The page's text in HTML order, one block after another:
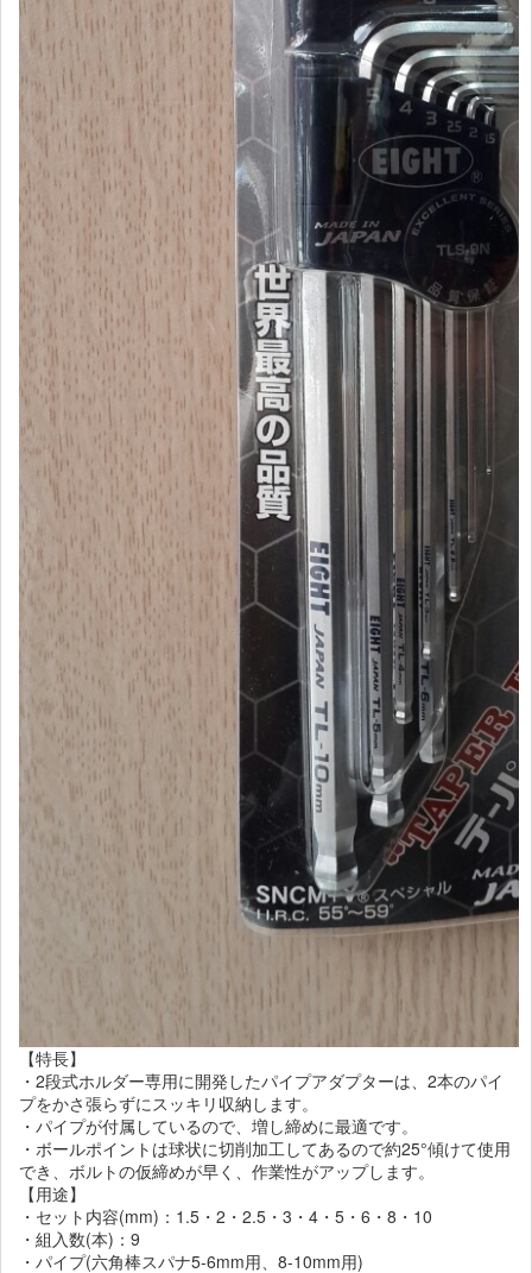
【特長】
・2段式ホルダー専用に開発したパイプアダプターは、2本のパイ
プをかさ張らずにスッキリ収納します。
・パイプが付属しているので、増し締めに最適です。
・ボールポイントは球状に切削加工してあるので約25°傾けて使用
でき、ボルトの仮締めが早く、作業性がアップします。
【用途】
・セット内容(mm)：1.5・2・2.5・3・4・5・6・8・10
・組入数(本)：9
・パイプ(六角棒スパナ5-6mm用、8-10mm用)